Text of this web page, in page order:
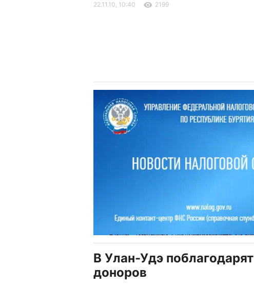
22.11.10, 10:40 2199
В Улан-Удэ поблагодарят
доноров